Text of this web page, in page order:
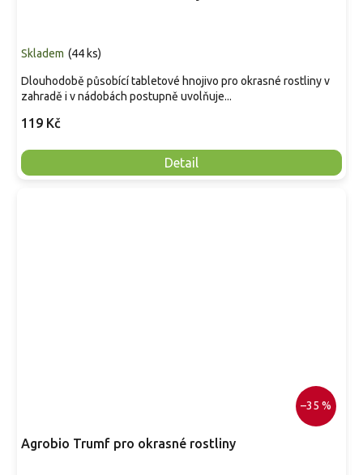
Skladem (44 ks)
119 Kč
Detail
Dlouhodobě působící tabletové hnojivo pro okrasné rostliny v
zahradě i v nádobách postupně uvolňuje...
–35 %
Agrobio Trumf pro okrasné rostliny